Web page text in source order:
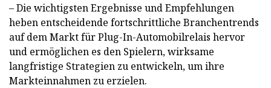
– Die wichtigsten Ergebnisse und Empfehlungen
heben entscheidende fortschrittliche Branchentrends
auf dem Markt für Plug-In-Automobilrelais hervor
und ermöglichen es den Spielern, wirksame
langfristige Strategien zu entwickeln, um ihre
Markteinnahmen zu erzielen.